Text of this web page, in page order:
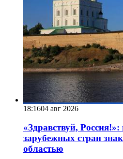
18:1604 авг 2026
«Здравствуй,
зарубежных стран
областью